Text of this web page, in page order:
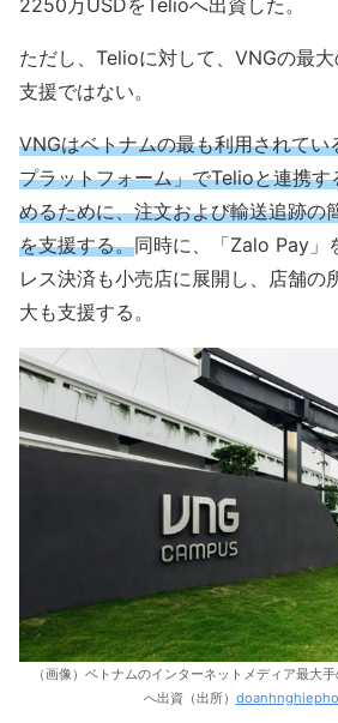
2250万USDをTelioへ出資した。
ただし、Telioに対して、VNGの最
支援ではない。
VNGはベトナムの最も利用されて
プラットフォーム」でTelioと連携
めるために、注文および輸送追跡の
を支援する。同時に、「Zalo Pay」
レス決済も小売店に展開し、店舗の
大も支援する。
（画像）ベトナムのインターネットメディア最大
へ出資（出所）